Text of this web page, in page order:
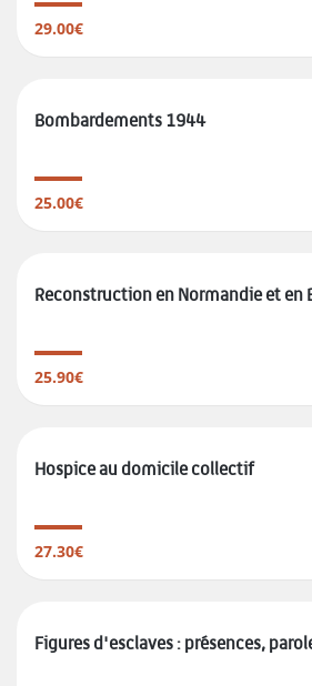
29.00€
Bombardements 1944
25.00€
Reconstruction en Normandie et en
25.90€
Hospice au domicile collectif
27.30€
Figures d'esclaves : présences,